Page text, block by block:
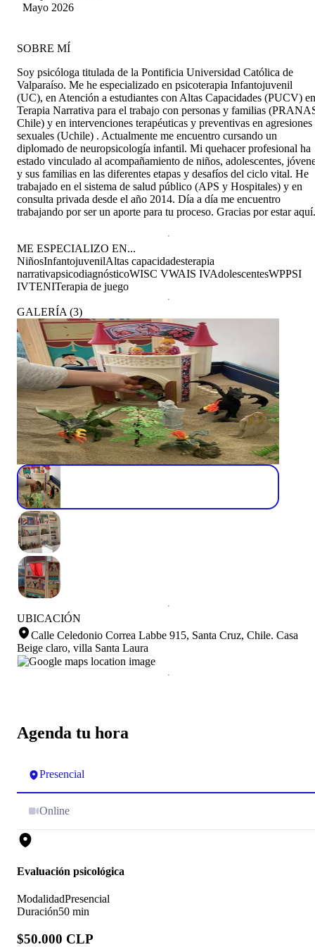
tanto primerizos e inexpertos no sabemos cómo
Mayo 2026
Agenda tu hora
Presencial
Online
Evaluación psicológica
ModalidadPresencial
Duración50 min
$50.000 CLP
SOBRE MÍ
Soy psicóloga titulada de la Pontificia Universidad Católica de
Valparaíso. Me he especializado en psicoterapia Infantojuvenil
(UC), en Atención a estudiantes con Altas Capacidades (PUCV) en
Terapia Narrativa para el trabajo con personas y familias
Chile) y en intervenciones terapéuticas y preventivas en agresiones
sexuales (Uchile) . Actualmente me encuentro cursando un
diplomado de neuropsicología infantil. Mi quehacer profesional ha
estado vinculado al acompañamiento de niños, adolescentes,
y sus familias en las diferentes etapas y desafíos del ciclo vital. He
trabajado en el sistema de salud público (APS y Hospitales) y en
consulta privada desde el año 2014. Día a día me encuentro
trabajando por ser un aporte para tu proceso. Gracias por estar aquí.
ME ESPECIALIZO EN...
NiñosInfantojuvenilAltas capacidadesterapia
narrativapsicodiagnósticoWISC VWAIS IVAdolescentesWPPSI
IVTENITerapia de juego
GALERÍA (3)
UBICACIÓN
Calle Celedonio Correa Labbe 915, Santa Cruz, Chile. Casa
Beige claro, villa Santa Laura